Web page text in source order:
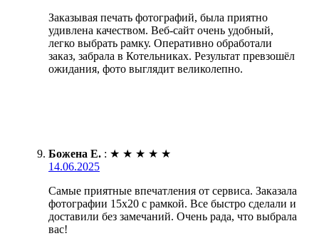
Заказывая печать фотографий, была приятно
удивлена качеством. Веб-сайт очень удобный,
легко выбрать рамку. Оперативно обработали
заказ, забрала в Котельниках. Результат превзошёл
ожидания, фото выглядит великолепно.
Божена Е. : ★ ★ ★ ★ ★
14.06.2025
Самые приятные впечатления от сервиса. Заказала
фотографии 15х20 с рамкой. Все быстро сделали и
доставили без замечаний. Очень рада, что выбрала
вас!